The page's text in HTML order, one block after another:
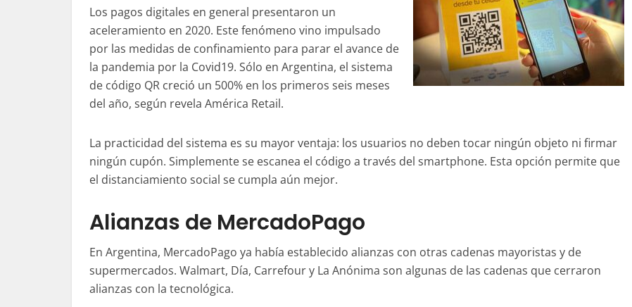
Los pagos digitales en general presentaron un
aceleramiento en 2020. Este fenómeno vino impulsado
por las medidas de confinamiento para parar el avance de
la pandemia por la Covid19. Sólo en Argentina, el sistema
de código QR creció un 500% en los primeros seis meses
del año, según revela América Retail.
La practicidad del sistema es su mayor ventaja: los usuarios no deben tocar ningún objeto ni firmar
ningún cupón. Simplemente se escanea el código a través del smartphone. Esta opción permite que
el distanciamiento social se cumpla aún mejor.
Alianzas de MercadoPago
En Argentina, MercadoPago ya había establecido alianzas con otras cadenas mayoristas y de
supermercados. Walmart, Día, Carrefour y La Anónima son algunas de las cadenas que cerraron
alianzas con la tecnológica.